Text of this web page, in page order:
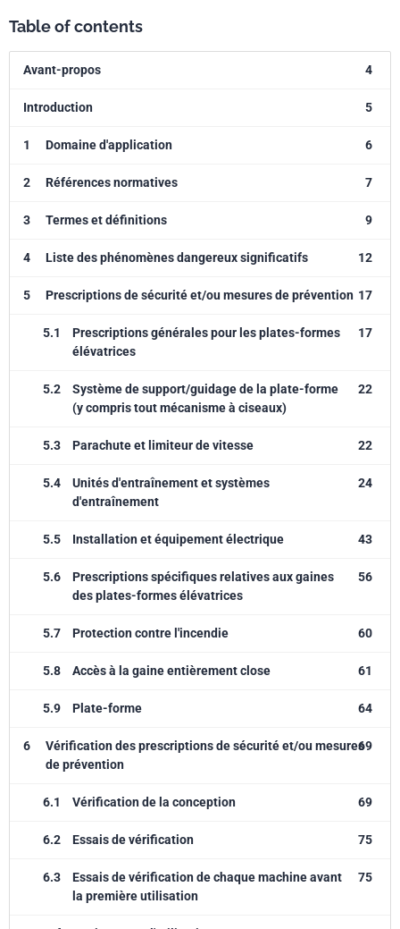
Table of contents
Avant-propos 4
Introduction 5
1 Domaine d'application 6
2 Références normatives 7
3 Termes et définitions 9
4 Liste des phénomènes dangereux significatifs 12
5 Prescriptions de sécurité et/ou mesures de prévention 17
5.1
Prescriptions générales pour les plates-formes
élévatrices
17
5.2
Système de support/guidage de la plate-forme
(y compris tout mécanisme à ciseaux)
22
5.3 Parachute et limiteur de vitesse 22
5.4
Unités d'entraînement et systèmes
d'entraînement
24
5.5 Installation et équipement électrique 43
5.6
Prescriptions spécifiques relatives aux gaines
des plates-formes élévatrices
56
5.7 Protection contre l'incendie 60
5.8 Accès à la gaine entièrement close 61
5.9 Plate-forme 64
6
Vérification des prescriptions de sécurité et/ou mesures
de prévention
69
6.1 Vérification de la conception 69
6.2 Essais de vérification 75
6.3
Essais de vérification de chaque machine avant
la première utilisation
75